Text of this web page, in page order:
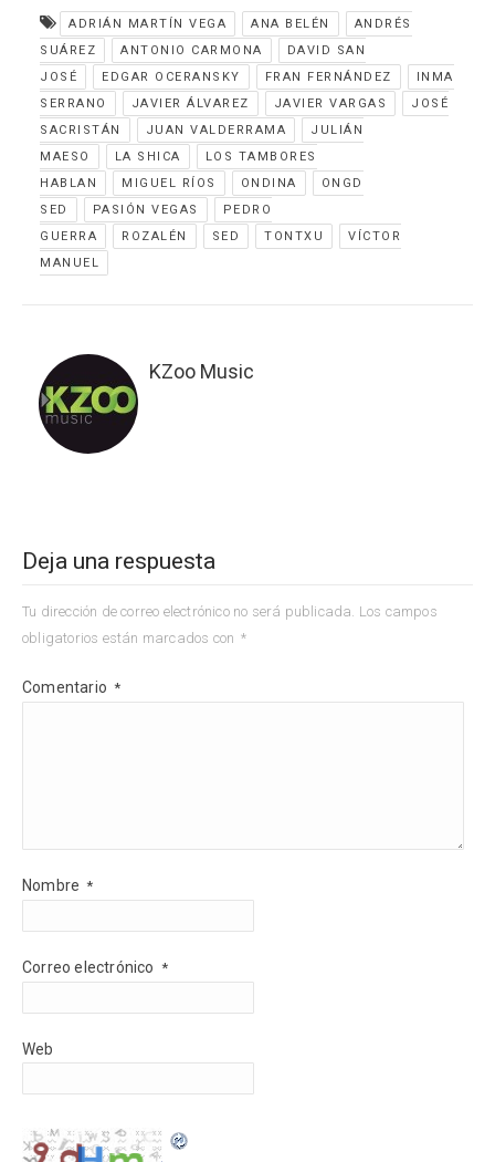
ADRIÁN MARTÍN VEGA ANA BELÉN
ANDRÉS
SUÁREZ
ANTONIO CARMONA
DAVID SAN
JOSÉ
EDGAR OCERANSKY FRAN FERNÁNDEZ
INMA
SERRANO
JAVIER ÁLVAREZ JAVIER VARGAS
JOSÉ
SACRISTÁN
JUAN VALDERRAMA
JULIÁN
MAESO
LA SHICA
LOS TAMBORES
HABLAN
MIGUEL RÍOS ONDINA
ONGD
SED
PASIÓN VEGAS
PEDRO
GUERRA
ROZALÉN SED TONTXU
VÍCTOR
MANUEL
KZoo Music
Deja una respuesta
Tu dirección de correo electrónico no será publicada. Los campos
obligatorios están marcados con *
Comentario *
Nombre *
Correo electrónico *
Web